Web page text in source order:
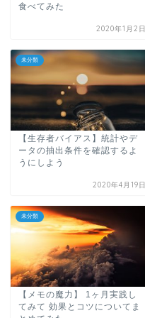
食べてみた
2020年1月2日
未分類
【生存者バイアス】統計やデ
ータの抽出条件を確認するよ
うにしよう
2020年4月19日
未分類
【メモの魔力】 1ヶ月実践し
てみて 効果とコツについてま